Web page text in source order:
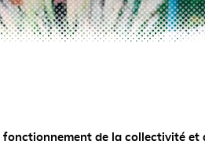
de la collectivité et